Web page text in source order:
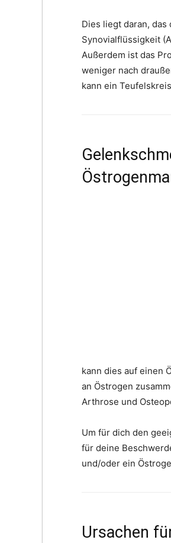
Dies liegt daran,
Synovialflüssigkeit
Außerdem ist das
weniger nach
kann ein
kann dies auf einen
an Östrogen
Arthrose und
Um für dich den
für deine
und/oder ein
Ursachen